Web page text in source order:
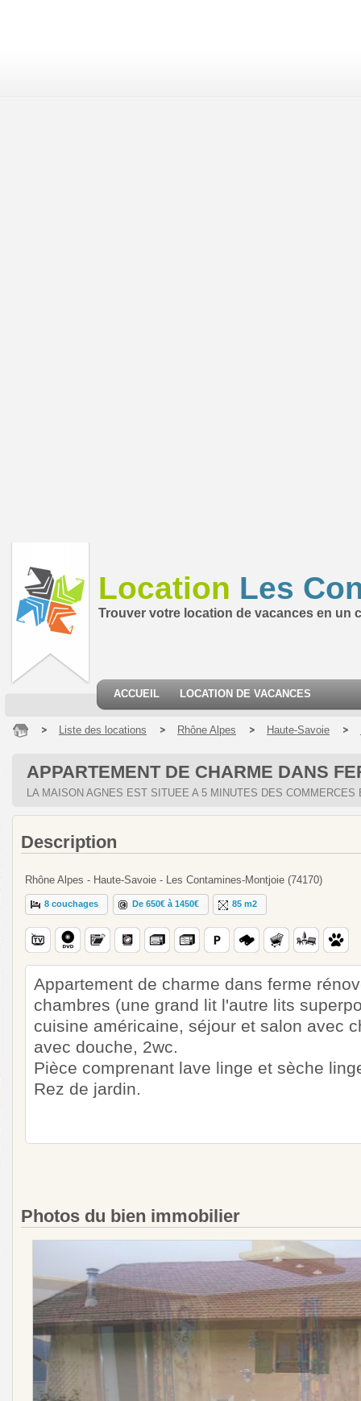
Location Les
Trouver votre location de vacances en un
ACCUEIL LOCATION DE VACANCES
Liste des locations Rhône Alpes Haute-Savoie
APPARTEMENT DE CHARME DANS
LA MAISON AGNES EST SITUEE A 5 MINUTES DES
Description
Rhône Alpes - Haute-Savoie - Les Contamines-Montjoie (74170)
8 couchages De 650€ à 1450€ 85 m2
Appartement de charme dans ferme
chambres (une grand lit l'autre lits
cuisine américaine, séjour et salon avec
avec douche, 2wc.
Pièce comprenant lave linge et sèche
Rez de jardin.
Photos du bien immobilier